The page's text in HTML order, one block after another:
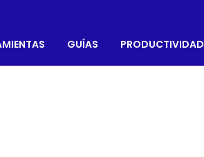
GUÍAS PRODUCTIVIDAD